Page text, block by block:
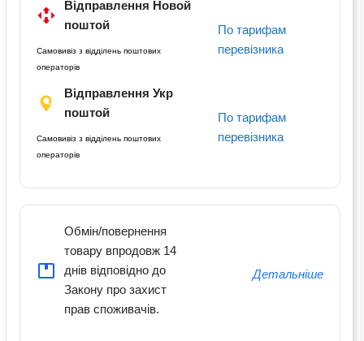
Відправлення Новой
поштой
Самовивіз з відділень поштових
операторів
По тарифам
перевізника
Відправлення Укр
поштой
Самовивіз з відділень поштових
операторів
По тарифам
перевізника
Обмін/повернення
товару впродовж 14
днів відповідно до
Закону про захист
прав споживачів.
Детальніше